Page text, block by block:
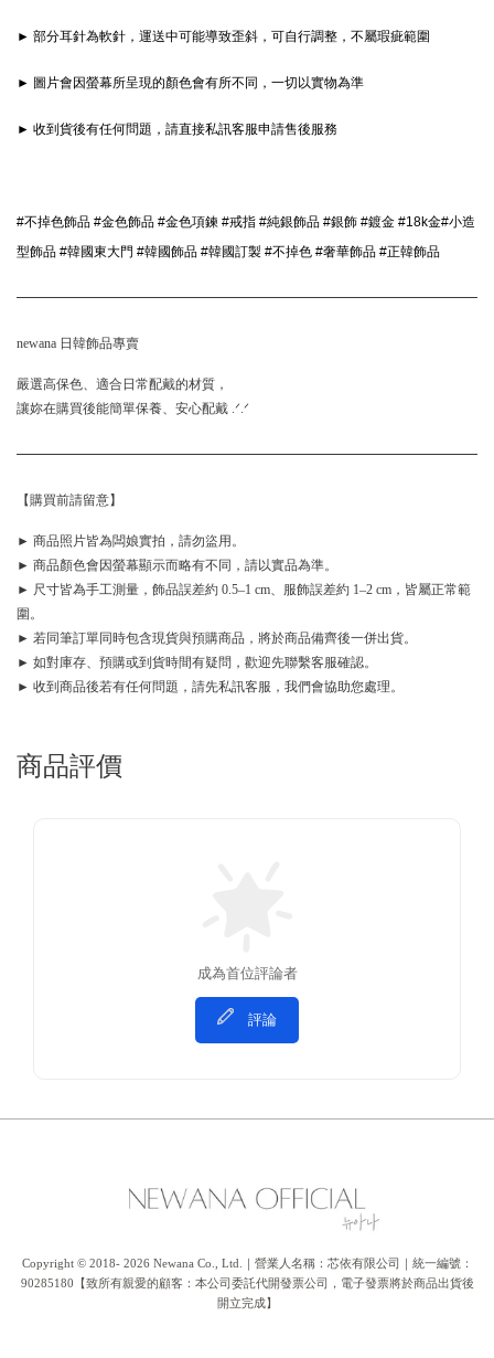
► 部分耳針為軟針，運送中可能導致歪斜，可自行調整，不屬瑕疵範圍
► 圖片會因螢幕所呈現的顏色會有所不同，一切以實物為準
► 收到貨後有任何問題，請直接私訊客服申請售後服務
#不掉色飾品 #金色飾品 #金色項鍊 #戒指 #純銀飾品 #銀飾 #鍍金 #18k金#小造
型飾品 #韓國東大門 #韓國飾品 #韓國訂製 #不掉色 #奢華飾品 #正韓飾品
newana 日韓飾品專賣
嚴選高保色、適合日常配戴的材質，
讓妳在購買後能簡單保養、安心配戴 .ᐟ.ᐟ
【購買前請留意】
► 商品照片皆為闆娘實拍，請勿盜用。
► 商品顏色會因螢幕顯示而略有不同，請以實品為準。
► 尺寸皆為手工測量，飾品誤差約 0.5–1 cm、服飾誤差約 1–2 cm，皆屬正常範
圍。
► 若同筆訂單同時包含現貨與預購商品，將於商品備齊後一併出貨。
► 如對庫存、預購或到貨時間有疑問，歡迎先聯繫客服確認。
► 收到商品後若有任何問題，請先私訊客服，我們會協助您處理。
商品評價
成為首位評論者
評論
Copyright © 2018- 2026 Newana Co., Ltd.｜營業人名稱：芯依有限公司｜統一編號：
90285180【致所有親愛的顧客：本公司委託代開發票公司，電子發票將於商品出貨後
開立完成】